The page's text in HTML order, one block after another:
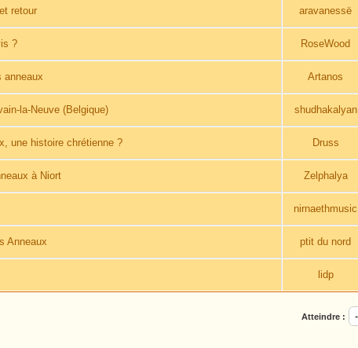
retour aravanessë
? RoseWood
anneaux Artanos
la-Neuve (Belgique) shudhakalyan
une histoire chrétienne ? Druss
à Niort Zelphalya
nirnaethmusic
Anneaux ptit du nord
lidp
Atteindre :